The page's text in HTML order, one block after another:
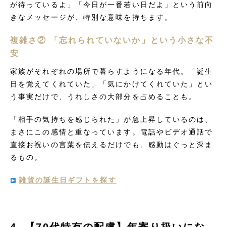
が待っているよ」「今日が一番若い日だよ」という前向
きなメッセージが、特別な意味を持ちます。
複雑さ② 「忘れられていないか」という小さな不
安
家族がそれぞれの場所で暮らすようになる年代。「誕生
日を覚えてくれていた」「気にかけてくれていた」とい
う事実だけで、うれしさの大部分を占めることも。
「相手の気持ちを感じられた」が急上昇しているのは、
まさにこの感情と重なっています。電話やビデオ通話で
直接お祝いの言葉を伝えるだけでも、感動はぐっと深ま
るもの。
雑貨の誕生日ギフトを探す